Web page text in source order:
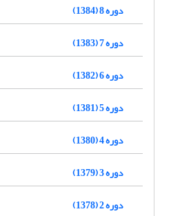
دوره 8 (1384)
دوره 7 (1383)
دوره 6 (1382)
دوره 5 (1381)
دوره 4 (1380)
دوره 3 (1379)
دوره 2 (1378)